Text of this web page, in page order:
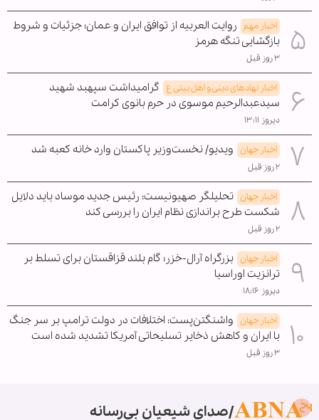
اخبار مهم روایت العربیه از توافق ایران و عمان؛ جزئیات و شروط
بازگشایی تنگه هرمز
۳ روز قبل
اخبار نهادهای دینی و اهل بیتی ع گرامیداشت سپهبد شهید
سیدعبدالرحیم موسوی در حرم بانوی کرامت
دیروز ۱۳:۱۱
اخبار جهان ویدیو/ نخست‌وزیر پاکستان وارد خانه کعبه شد
۲ روز قبل
اخبار جهان تحلیلگر صهیونیست: رئیس جدید موساد باید دلایل
شکست طرح براندازی نظام ایران را بررسی کند
۲ روز قبل
اخبار جهان بزرگراه آرال-خزر؛ گام بلند قزاقستان برای تسلط بر
ترانزیت اوراسیا
دیروز ۱۸:۱۶
اخبار جهان واشنگتن‌پست: اختلافات در دولت ترامپ بر سر جنگ
با ایران و کاهش ذخایر تسلیحاتی آمریکا تشدید شده است
۳ روز قبل
صدای شیعیان بی‌رسانه